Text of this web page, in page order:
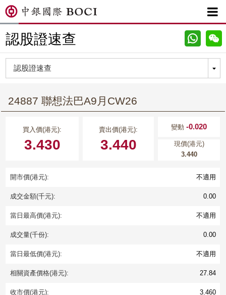

認股證速查
24887 聯想法巴A9月CW26
買入價(港元):
3.430
賣出價(港元):
3.440
變動-0.020
現價(港元)
3.440
開市價(港元): 不適用
成交金額(千元): 0.00
當日最高價(港元): 不適用
成交量(千份): 0.00
當日最低價(港元): 不適用
相關資產價格(港元): 27.84
收市價(港元): 3.460